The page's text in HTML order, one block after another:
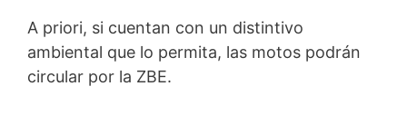
A priori, si cuentan con un distintivo
ambiental que lo permita, las motos podrán
circular por la ZBE.